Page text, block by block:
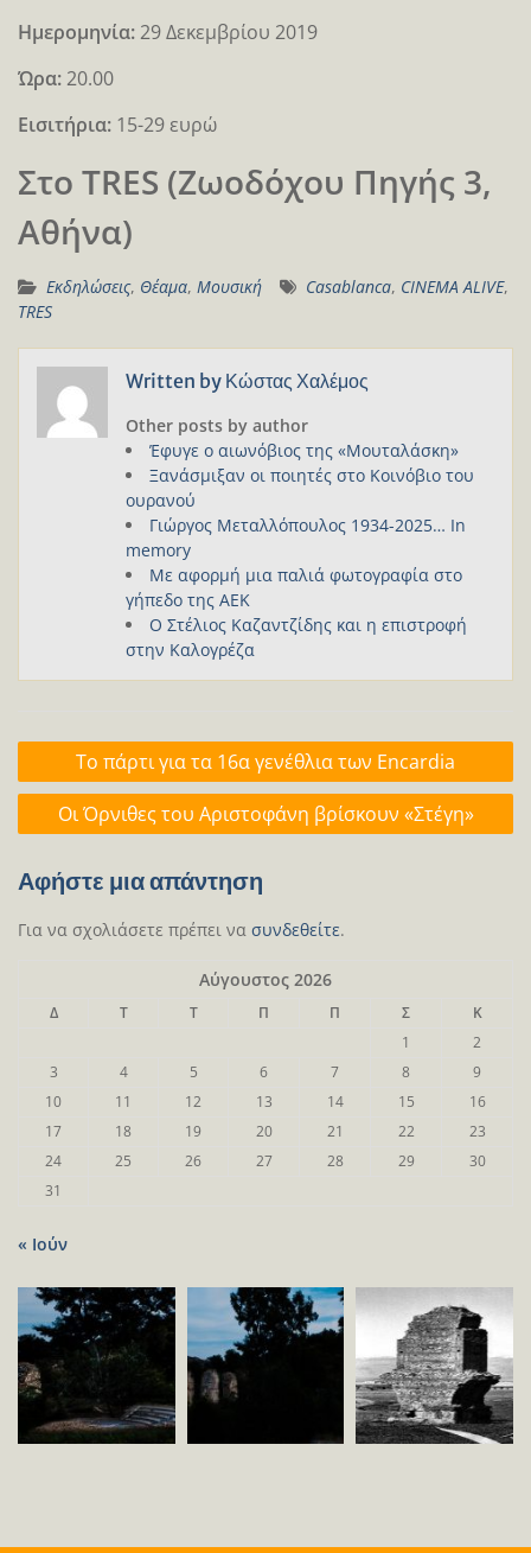
Ημερομηνία:29 Δεκεμβρίου 2019
Ώρα:20.00
Εισιτήρια: 15-29 ευρώ
Στο TRES (Ζωοδόχου Πηγής 3,
Αθήνα)
Εκδηλώσεις, Θέαμα, Μουσική Casablanca, CINEMA ALIVE,
TRES
Written by Κώστας Χαλέμος
Other posts by author
Έφυγε ο αιωνόβιος της «Μουταλάσκη»
Ξανάσμιξαν οι ποιητές στο Κοινόβιο του
ουρανού
Γιώργος Μεταλλόπουλος 1934-2025… In
memory
Με αφορμή μια παλιά φωτογραφία στο
γήπεδο της ΑΕΚ
Ο Στέλιος Καζαντζίδης και η επιστροφή
στην Καλογρέζα
Πλοήγηση
άρθρων
Το πάρτι για τα 16α γενέθλια των Εncardia
Οι Όρνιθες του Αριστοφάνη βρίσκουν «Στέγη»
Αφήστε μια απάντηση
Για να σχολιάσετε πρέπει να συνδεθείτε.
Αύγουστος 2026
Δ Τ Τ Π Π Σ
Κ
1
2
3
4 5 6 7 8
9
10
11 12 13 14 15
16
17
18 19 20 21 22
23
24
25 26 27 28 29
30
31
« Ιούν